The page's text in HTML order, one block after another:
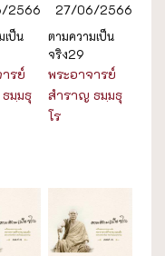
2566
เป็น
รย์
มฺมธุ
27/06/2566
ตามความเป็น
จริง29
พระอาจารย์
สำราญ ธมฺมธุ
โร